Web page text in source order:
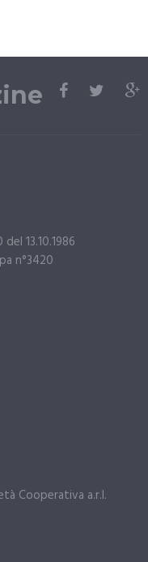
13.10.1986
n°3420
Cooperativa a.r.l.